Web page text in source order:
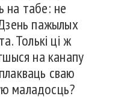
на табе: не
пажылых
Толькі ці ж
на канапу
сваю
маладосць?